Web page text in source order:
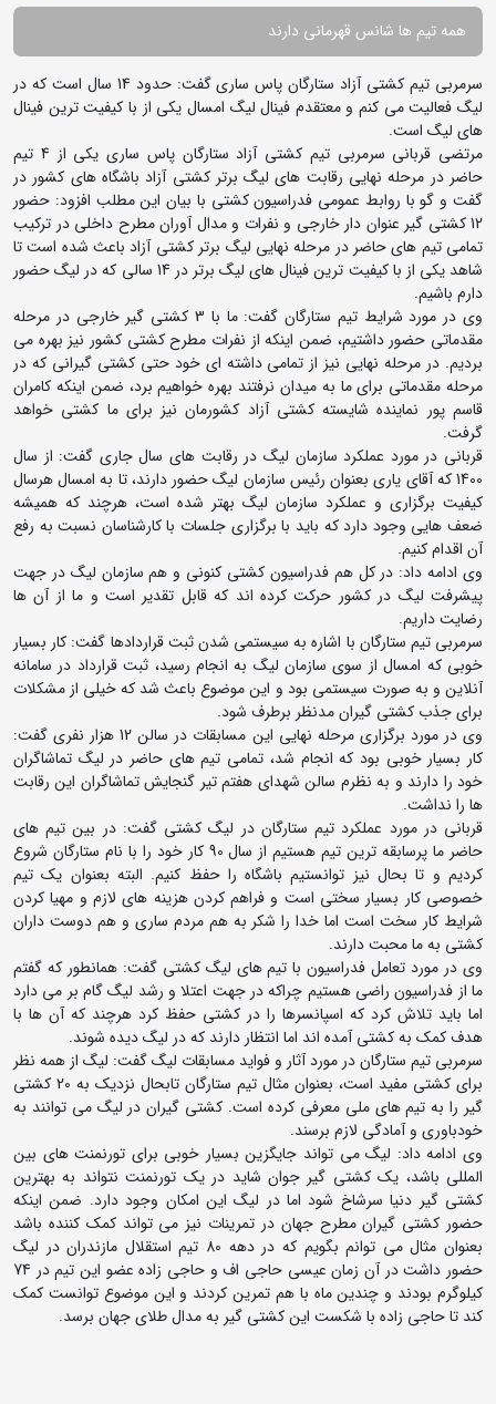
همه تیم ها شانس قهرمانی دارند
سرمربی تیم کشتی آزاد ستارگان پاس ساری گفت: حدود 14 سال است که در
لیگ فعالیت می کنم و معتقدم فینال لیگ امسال یکی از با کیفیت ترین فینال
های لیگ است.
مرتضی قربانی سرمربی تیم کشتی آزاد ستارگان پاس ساری یکی از 4 تیم
حاضر در مرحله نهایی رقابت های لیگ برتر کشتی آزاد باشگاه های کشور در
گفت و گو با روابط عمومی فدراسیون کشتی با بیان این مطلب افزود: حضور
12 کشتی گیر عنوان دار خارجی و نفرات و مدال آوران مطرح داخلی در ترکیب
تمامی تیم های حاضر در مرحله نهایی لیگ برتر کشتی آزاد باعث شده است تا
شاهد یکی از با کیفیت ترین فینال های لیگ برتر در 14 سالی که در لیگ حضور
دارم باشیم.
وی در مورد شرایط تیم ستارگان گفت: ما با 3 کشتی گیر خارجی در مرحله
مقدماتی حضور داشتیم، ضمن اینکه از نفرات مطرح کشتی کشور نیز بهره می
بردیم. در مرحله نهایی نیز از تمامی داشته ای خود حتی کشتی گیرانی که در
مرحله مقدماتی برای ما به میدان نرفتند بهره خواهیم برد، ضمن اینکه کامران
قاسم پور نماینده شایسته کشتی آزاد کشورمان نیز برای ما کشتی خواهد
گرفت.
قربانی در مورد عملکرد سازمان لیگ در رقابت های سال جاری گفت: از سال
1400 که آقای یاری بعنوان رئیس سازمان لیگ حضور دارند، تا به امسال هرسال
کیفیت برگزاری و عملکرد سازمان لیگ بهتر شده است، هرچند که همیشه
ضعف هایی وجود دارد که باید با برگزاری جلسات با کارشناسان نسبت به رفع
آن اقدام کنیم.
وی ادامه داد: در کل هم فدراسیون کشتی کنونی و هم سازمان لیگ در جهت
پیشرفت لیگ در کشور حرکت کرده اند که قابل تقدیر است و ما از آن ها
رضایت داریم.
سرمربی تیم ستارگان با اشاره به سیستمی شدن ثبت قراردادها گفت: کار بسیار
خوبی که امسال از سوی سازمان لیگ به انجام رسید، ثبت قرارداد در سامانه
آنلاین و به صورت سیستمی بود و این موضوع باعث شد که خیلی از مشکلات
برای جذب کشتی گیران مدنظر برطرف شود.
وی در مورد برگزاری مرحله نهایی این مسابقات در سالن 12 هزار نفری گفت:
کار بسیار خوبی بود که انجام شد، تمامی تیم های حاضر در لیگ تماشاگران
خود را دارند و به نظرم سالن شهدای هفتم تیر گنجایش تماشاگران این رقابت
ها را نداشت.
قربانی در مورد عملکرد تیم ستارگان در لیگ کشتی گفت: در بین تیم های
حاضر ما پرسابقه ترین تیم هستیم از سال 90 کار خود را با نام ستارگان شروع
کردیم و تا بحال نیز توانستیم باشگاه را حفظ کنیم. البته بعنوان یک تیم
خصوصی کار بسیار سختی است و فراهم کردن هزینه های لازم و مهیا کردن
شرایط کار سخت است اما خدا را شکر به هم مردم ساری و هم دوست داران
کشتی به ما محبت دارند.
وی در مورد تعامل فدراسیون با تیم های لیگ کشتی گفت: همانطور که گفتم
ما از فدراسیون راضی هستیم چراکه در جهت اعتلا و رشد لیگ گام بر می دارد
اما باید تلاش کرد که اسپانسرها را در کشتی حفظ کرد هرچند که آن ها با
هدف کمک به کشتی آمده اند اما انتظار دارند که در لیگ دیده شوند.
سرمربی تیم ستارگان در مورد آثار و فواید مسابقات لیگ گفت: لیگ از همه نظر
برای کشتی مفید است، بعنوان مثال تیم ستارگان تابحال نزدیک به 20 کشتی
گیر را به تیم های ملی معرفی کرده است. کشتی گیران در لیگ می توانند به
خودباوری و آمادگی لازم برسند.
وی ادامه داد: لیگ می تواند جایگزین بسیار خوبی برای تورنمنت های بین
المللی باشد، یک کشتی گیر جوان شاید در یک تورنمنت نتواند به بهترین
کشتی گیر دنیا سرشاخ شود اما در لیگ این امکان وجود دارد. ضمن اینکه
حضور کشتی گیران مطرح جهان در تمرینات نیز می تواند کمک کننده باشد
بعنوان مثال می توانم بگویم که در دهه 80 تیم استقلال مازندران در لیگ
حضور داشت در آن زمان عیسی حاجی اف و حاجی زاده عضو این تیم در 74
کیلوگرم بودند و چندین ماه با هم تمرین کردند و این موضوع توانست کمک
کند تا حاجی زاده با شکست این کشتی گیر به مدال طلای جهان برسد.